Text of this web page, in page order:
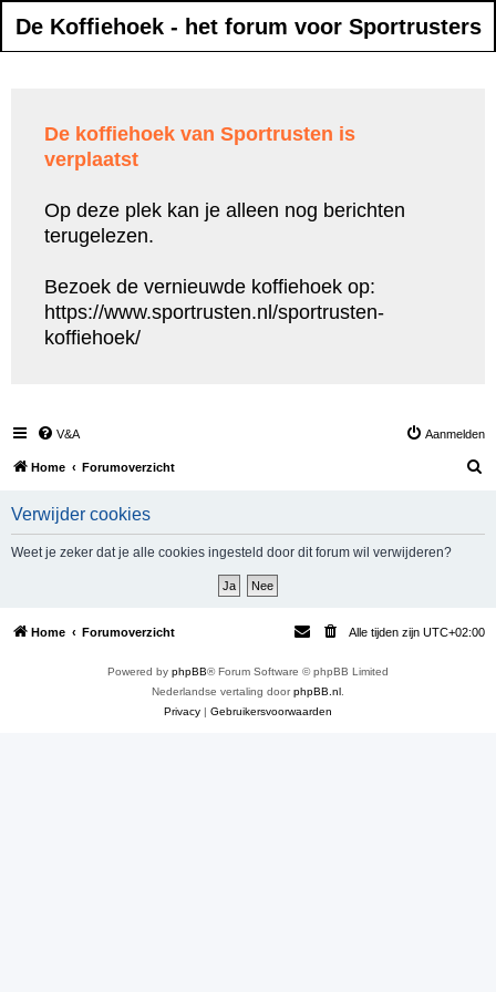
De Koffiehoek - het forum voor Sportrusters
De koffiehoek van Sportrusten is
verplaatst
Op deze plek kan je alleen nog berichten
terugelezen.
Bezoek de vernieuwde koffiehoek op:
https://www.sportrusten.nl/sportrusten-
koffiehoek/
V&A Aanmelden
Home Forumoverzicht
Verwijder cookies
Weet je zeker dat je alle cookies ingesteld door dit forum wil verwijderen?
Home Forumoverzicht Alle tijden zijn UTC+02:00
Powered by phpBB® Forum Software © phpBB Limited
Nederlandse vertaling doorphpBB.nl
Privacy | Gebruikersvoorwaarden